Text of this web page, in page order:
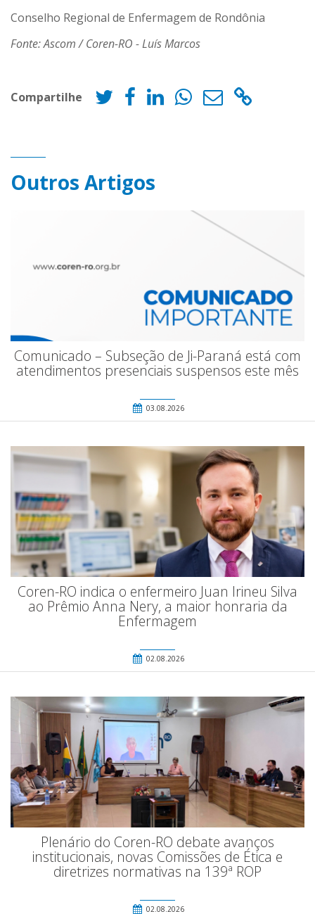
Conselho Regional de Enfermagem de Rondônia
Fonte: Ascom / Coren-RO - Luís Marcos
Compartilhe
Outros Artigos
Comunicado – Subseção de Ji-Paraná está com
atendimentos presenciais suspensos este mês
03.08.2026
Coren-RO indica o enfermeiro Juan Irineu Silva
ao Prêmio Anna Nery, a maior honraria da
Enfermagem
02.08.2026
Plenário do Coren-RO debate avanços
institucionais, novas Comissões de Ética e
diretrizes normativas na 139ª ROP
02.08.2026